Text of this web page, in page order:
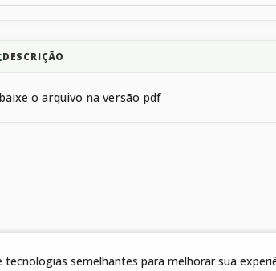
DESCRIÇÃO
o arquivo na versão pdf
semelhantes para melhorar sua